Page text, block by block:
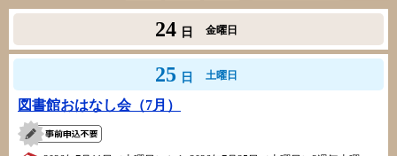
24 日 金曜日
25 日 土曜日
図書館おはなし会（7月）